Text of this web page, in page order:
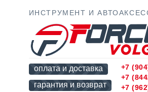
ИНСТРУМЕНТ И
оплата и доставка
гарантия и возврат
+7
+7
+7